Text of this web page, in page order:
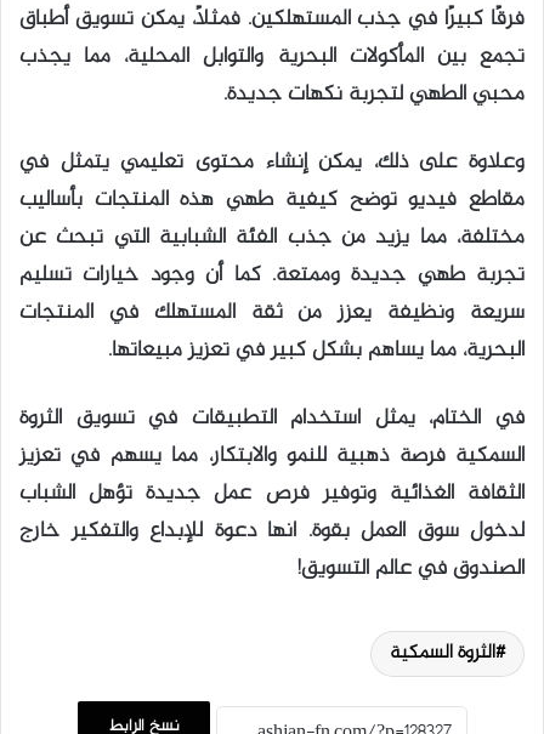
فرقًا كبيرًا في جذب المستهلكين. فمثلاً، يمكن تسويق أطباق
تجمع بين المأكولات البحرية والتوابل المحلية، مما يجذب
محبي الطهي لتجربة نكهات جديدة.
وعلاوة على ذلك، يمكن إنشاء محتوى تعليمي يتمثل في
مقاطع فيديو توضح كيفية طهي هذه المنتجات بأساليب
مختلفة، مما يزيد من جذب الفئة الشبابية التي تبحث عن
تجربة طهي جديدة وممتعة. كما أن وجود خيارات تسليم
سريعة ونظيفة يعزز من ثقة المستهلك في المنتجات
البحرية، مما يساهم بشكل كبير في تعزيز مبيعاتها.
في الختام، يمثل استخدام التطبيقات في تسويق الثروة
السمكية فرصة ذهبية للنمو والابتكار، مما يسهم في تعزيز
الثقافة الغذائية وتوفير فرص عمل جديدة تؤهل الشباب
لدخول سوق العمل بقوة. انها دعوة للإبداع والتفكير خارج
الصندوق في عالم التسويق!
الثروة السمكية
نسخ الرابط